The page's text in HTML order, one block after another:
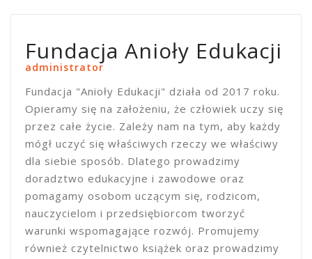
Fundacja Anioły Edukacji
administrator
Fundacja "Anioły Edukacji" działa od 2017 roku.
Opieramy się na założeniu, że człowiek uczy się
przez całe życie. Zależy nam na tym, aby każdy
mógł uczyć się właściwych rzeczy we właściwy
dla siebie sposób. Dlatego prowadzimy
doradztwo edukacyjne i zawodowe oraz
pomagamy osobom uczącym się, rodzicom,
nauczycielom i przedsiębiorcom tworzyć
warunki wspomagające rozwój. Promujemy
również czytelnictwo książek oraz prowadzimy